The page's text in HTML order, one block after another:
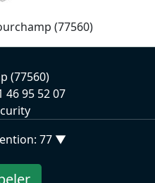
(77560)
(77560)
46 95 52 07
77 ▼